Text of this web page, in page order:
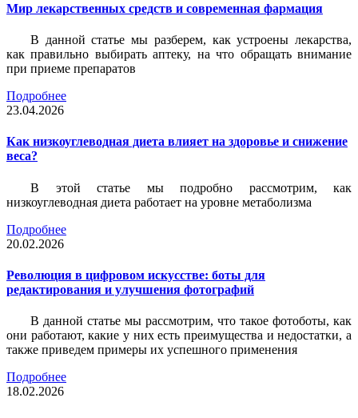
Мир лекарственных средств и современная фармация
В данной статье мы разберем, как устроены лекарства,
как правильно выбирать аптеку, на что обращать внимание
при приеме препаратов
Подробнее
23.04.2026
Как низкоуглеводная диета влияет на здоровье и снижение
веса?
В этой статье мы подробно рассмотрим, как
низкоуглеводная диета работает на уровне метаболизма
Подробнее
20.02.2026
Революция в цифровом искусстве: боты для
редактирования и улучшения фотографий
В данной статье мы рассмотрим, что такое фотоботы, как
они работают, какие у них есть преимущества и недостатки, а
также приведем примеры их успешного применения
Подробнее
18.02.2026